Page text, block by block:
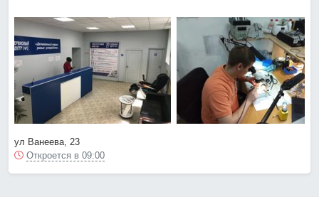
ул Ванеева, 23
Откроется в 09:00